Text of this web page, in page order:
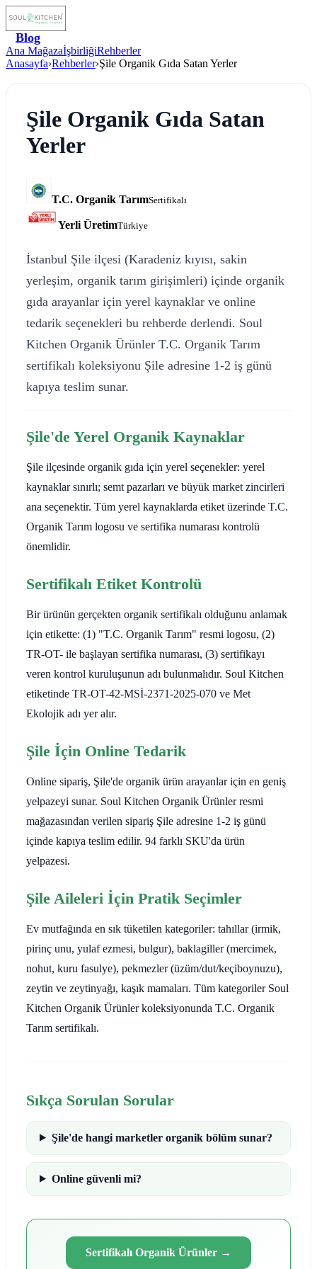
Blog
Ana MağazaİşbirliğiRehberler
Anasayfa›Rehberler›Şile Organik Gıda Satan Yerler
Şile Organik Gıda Satan
Yerler
T.C. Organik TarımSertifikalı
Yerli ÜretimTürkiye
İstanbul Şile ilçesi (Karadeniz kıyısı, sakin
yerleşim, organik tarım girişimleri) içinde organik
gıda arayanlar için yerel kaynaklar ve online
tedarik seçenekleri bu rehberde derlendi. Soul
Kitchen Organik Ürünler T.C. Organik Tarım
sertifikalı koleksiyonu Şile adresine 1-2 iş günü
kapıya teslim sunar.
Şile'de Yerel Organik Kaynaklar
Şile ilçesinde organik gıda için yerel seçenekler: yerel
kaynaklar sınırlı; semt pazarları ve büyük market zincirleri
ana seçenektir. Tüm yerel kaynaklarda etiket üzerinde T.C.
Organik Tarım logosu ve sertifika numarası kontrolü
önemlidir.
Sertifikalı Etiket Kontrolü
Bir ürünün gerçekten organik sertifikalı olduğunu anlamak
için etikette: (1) "T.C. Organik Tarım" resmi logosu, (2)
TR-OT- ile başlayan sertifika numarası, (3) sertifikayı
veren kontrol kuruluşunun adı bulunmalıdır. Soul Kitchen
etiketinde TR-OT-42-MSİ-2371-2025-070 ve Met
Ekolojik adı yer alır.
Şile İçin Online Tedarik
Online sipariş, Şile'de organik ürün arayanlar için en geniş
yelpazeyi sunar. Soul Kitchen Organik Ürünler resmi
mağazasından verilen sipariş Şile adresine 1-2 iş günü
içinde kapıya teslim edilir. 94 farklı SKU'da ürün
yelpazesi.
Şile Aileleri İçin Pratik Seçimler
Ev mutfağında en sık tüketilen kategoriler: tahıllar (irmik,
pirinç unu, yulaf ezmesi, bulgur), baklagiller (mercimek,
nohut, kuru fasulye), pekmezler (üzüm/dut/keçiboynuzu),
zeytin ve zeytinyağı, kaşık mamaları. Tüm kategoriler Soul
Kitchen Organik Ürünler koleksiyonunda T.C. Organik
Tarım sertifikalı.
Sıkça Sorulan Sorular
Şile'de hangi marketler organik bölüm sunar?
Online güvenli mi?
Sertifikalı Organik Ürünler →